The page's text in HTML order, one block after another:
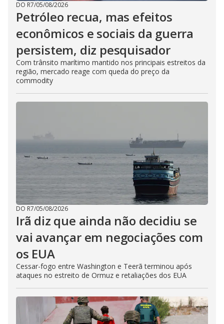
DO R7/05/08/2026
Petróleo recua, mas efeitos
econômicos e sociais da guerra
persistem, diz pesquisador
Com trânsito marítimo mantido nos principais estreitos da
região, mercado reage com queda do preço da
commodity
DO R7/05/08/2026
Irã diz que ainda não decidiu se
vai avançar em negociações com
os EUA
Cessar-fogo entre Washington e Teerã terminou após
ataques no estreito de Ormuz e retaliações dos EUA